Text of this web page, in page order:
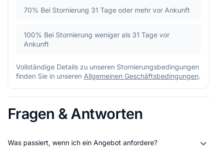
70% Bei Stornierung 31 Tage oder mehr vor Ankunft
100% Bei Stornierung weniger als 31 Tage vor
Ankunft
Vollständige Details zu unseren Stornierungsbedingungen
finden Sie in unseren Allgemeinen Geschäftsbedingungen.
Fragen & Antworten
Was passiert, wenn ich ein Angebot anfordere?